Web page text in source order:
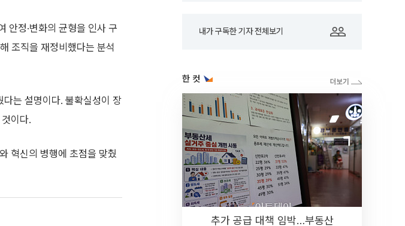
안정·변화의 균형을 인사 구
조직을 재정비했다는 분석
는 설명이다. 불확실성이 장
이다.
혁신의 병행에 초점을 맞췄
내가 구독한 기자 전체보기
한 컷
추가 공급 대책 임박…부동산